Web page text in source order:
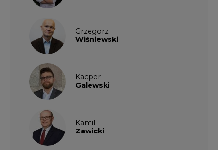
Grzegorz
Wiśniewski
Kacper
Galewski
Kamil
Zawicki